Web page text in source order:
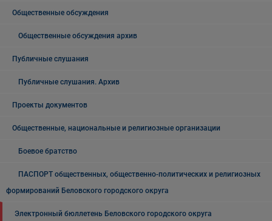
Общественные обсуждения
Общественные обсуждения архив
Публичные слушания
Публичные слушания. Архив
Проекты документов
Общественные, национальные и религиозные организации
Боевое братство
ПАСПОРТ общественных, общественно-политических и религиозных
формирований Беловского городского округа
Электронный бюллетень Беловского городского округа